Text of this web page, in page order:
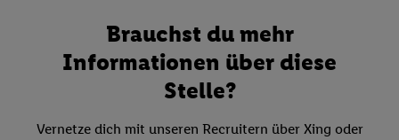
Brauchst du mehr
Informationen über diese
Stelle?
Vernetze dich mit unseren Recruitern über Xing oder